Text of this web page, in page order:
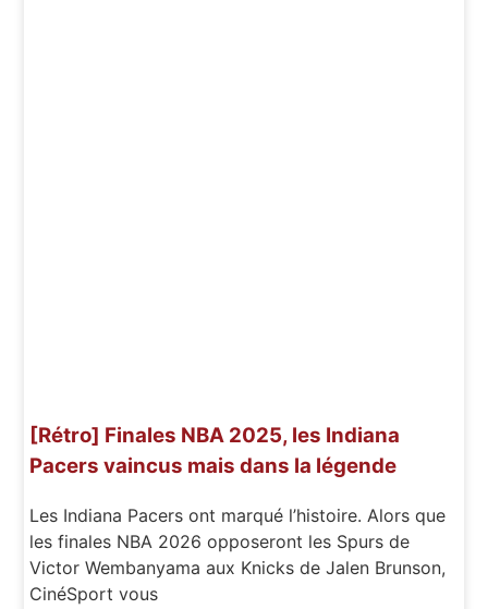
[Rétro] Finales NBA 2025, les Indiana
Pacers vaincus mais dans la légende
Les Indiana Pacers ont marqué l’histoire. Alors que
les finales NBA 2026 opposeront les Spurs de
Victor Wembanyama aux Knicks de Jalen Brunson,
CinéSport vous